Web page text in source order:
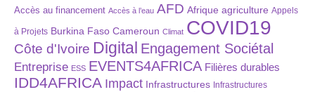
Accès au financement Accès à l’eau AFD Afrique agriculture Appels
à Projets Burkina Faso Cameroun Climat COVID19
Côte d'Ivoire Digital Engagement Sociétal
Entreprise ESS EVENTS4AFRICA Filières durables
IDD4AFRICA Impact Infrastructures Infrastructures